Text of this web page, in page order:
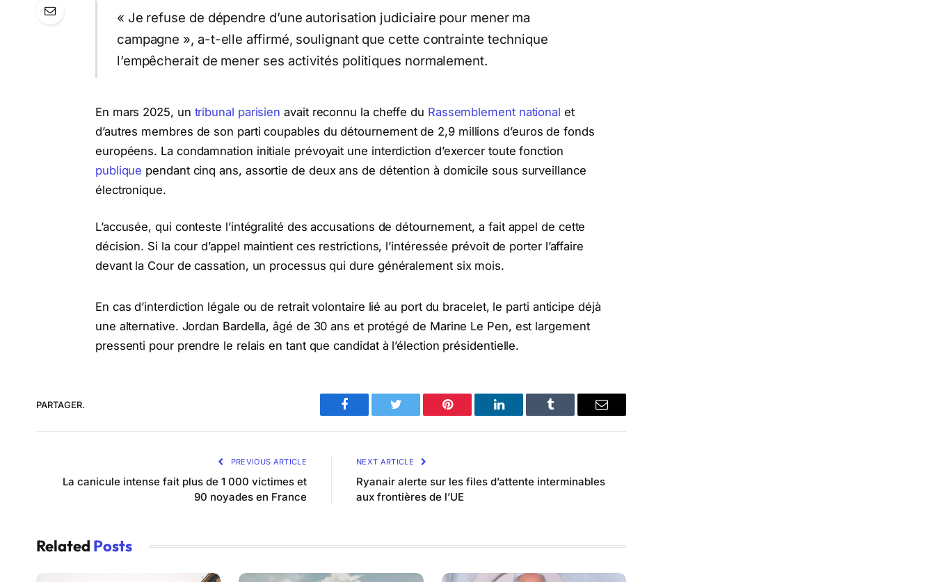
« Je refuse de dépendre d’une autorisation judiciaire pour mener ma
campagne », a-t-elle affirmé, soulignant que cette contrainte technique
l’empêcherait de mener ses activités politiques normalement.
En mars 2025, un tribunal parisien avait reconnu la cheffe du Rassemblement national et
d’autres membres de son parti coupables du détournement de 2,9 millions d’euros de fonds
européens. La condamnation initiale prévoyait une interdiction d’exercer toute fonction
publique pendant cinq ans, assortie de deux ans de détention à domicile sous surveillance
électronique.
L’accusée, qui conteste l’intégralité des accusations de détournement, a fait appel de cette
décision. Si la cour d’appel maintient ces restrictions, l’intéressée prévoit de porter l’affaire
devant la Cour de cassation, un processus qui dure généralement six mois.
En cas d’interdiction légale ou de retrait volontaire lié au port du bracelet, le parti anticipe déjà
une alternative. Jordan Bardella, âgé de 30 ans et protégé de Marine Le Pen, est largement
pressenti pour prendre le relais en tant que candidat à l’élection présidentielle.
PARTAGER.
Facebook Twitter Pinterest LinkedIn Tumblr Email
PREVIOUS ARTICLE
La canicule intense fait plus de 1 000 victimes et
90 noyades en France
NEXT ARTICLE
Ryanair alerte sur les files d’attente interminables
aux frontières de l’UE
Related Posts